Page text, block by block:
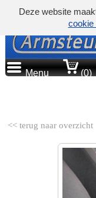
Menu (0)
<< terug naar overzicht
Deze website
cookie